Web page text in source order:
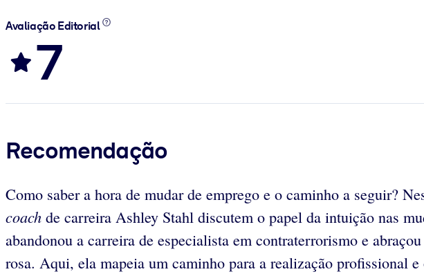
Avaliação Editorial
7
Recomendação
Como saber a hora de mudar de emprego e o caminho a seguir?
coach de carreira Ashley Stahl discutem o papel da intuição nas
abandonou a carreira de especialista em contraterrorismo e
rosa. Aqui, ela mapeia um caminho para a realização profissional